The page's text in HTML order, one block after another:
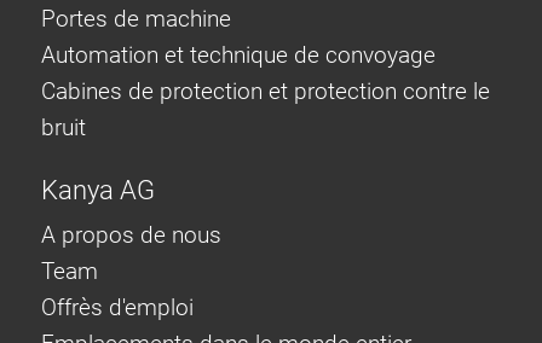
Portes de machine
Automation et technique de convoyage
Cabines de protection et protection contre le
bruit
Kanya AG
A propos de nous
Team
Offrès d'emploi